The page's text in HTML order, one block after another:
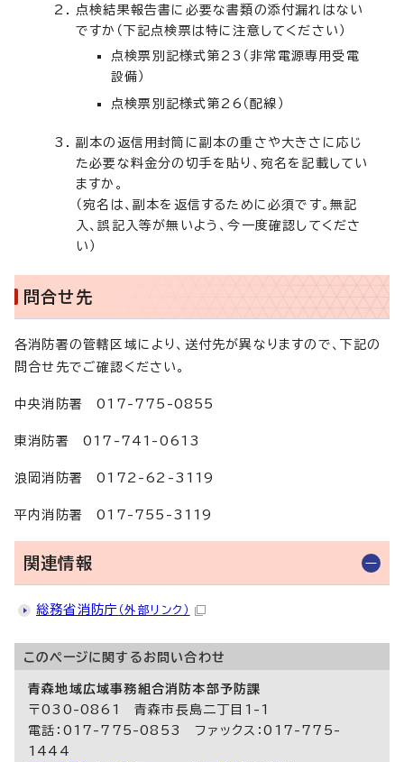
点検結果報告書に必要な書類の添付漏れはない
ですか（下記点検票は特に注意してください）
点検票別記様式第23（非常電源専用受電
設備）
点検票別記様式第26（配線）
副本の返信用封筒に副本の重さや大きさに応じ
た必要な料金分の切手を貼り、宛名を記載してい
ますか。
（宛名は、副本を返信するために必須です。無記
入、誤記入等が無いよう、今一度確認してくださ
い）
問合せ先
各消防署の管轄区域により、送付先が異なりますので、下記の
問合せ先でご確認ください。
中央消防署 017-775-0855
東消防署 017-741-0613
浪岡消防署 0172-62-3119
平内消防署 017-755-3119
関連情報
総務省消防庁 （外部リンク）
このページに関する お問い合わせ
青森地域広域事務組合消防本部予防課
〒030-0861 青森市長島二丁目1-1
電話：017-775-0853 ファックス：017-775-
1444